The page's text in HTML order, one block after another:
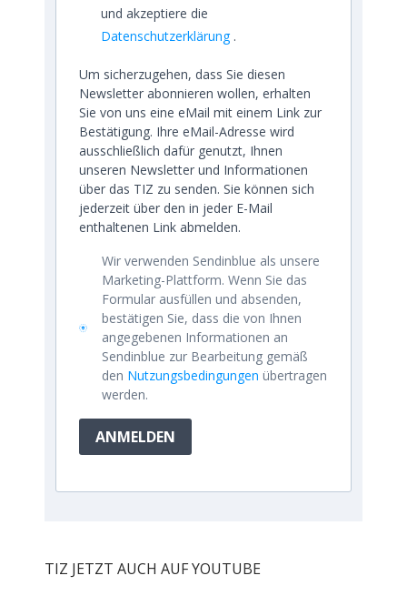
und akzeptiere die
Datenschutzerklärung.
Um sicherzugehen, dass Sie diesen
Newsletter abonnieren wollen, erhalten
Sie von uns eine eMail mit einem Link zur
Bestätigung. Ihre eMail-Adresse wird
ausschließlich dafür genutzt, Ihnen
unseren Newsletter und Informationen
über das TIZ zu senden. Sie können sich
jederzeit über den in jeder E-Mail
enthaltenen Link abmelden.
Wir verwenden Sendinblue als unsere
Marketing-Plattform. Wenn Sie das
Formular ausfüllen und absenden,
bestätigen Sie, dass die von Ihnen
angegebenen Informationen an
Sendinblue zur Bearbeitung gemäß
den Nutzungsbedingungen übertragen
werden.
ANMELDEN
TIZ JETZT AUCH AUF YOUTUBE